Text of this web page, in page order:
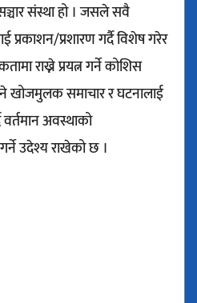
संस्था हो । जसले सवै
प्रकाशन/प्रशारण गर्दै विशेष गरेर
राख्ने प्रयत्न गर्ने कोशिस
खोजमुलक समाचार र घटनालाई
वर्तमान अवस्थाको
उदेश्य राखेको छ ।